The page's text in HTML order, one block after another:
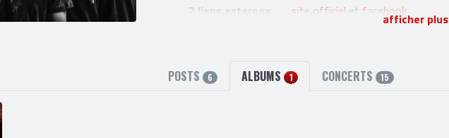
2 liens externes
site officiel et facebookafficher plus
POSTS 6 ALBUMS 1 CONCERTS 15